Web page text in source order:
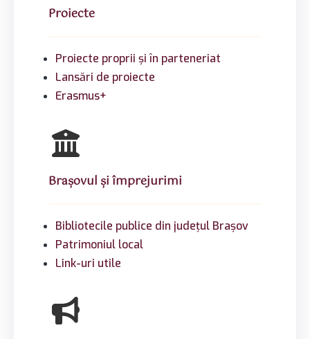
Proiecte
Proiecte proprii şi în parteneriat
Lansări de proiecte
Erasmus+
Brașovul și împrejurimi
Bibliotecile publice din județul Brașov
Patrimoniul local
Link-uri utile